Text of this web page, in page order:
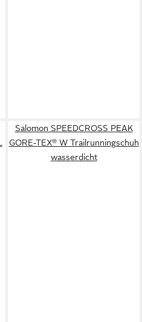
Salomon SPEEDCROSS PEAK
GORE-TEX® W Trailrunningschuh
wasserdicht